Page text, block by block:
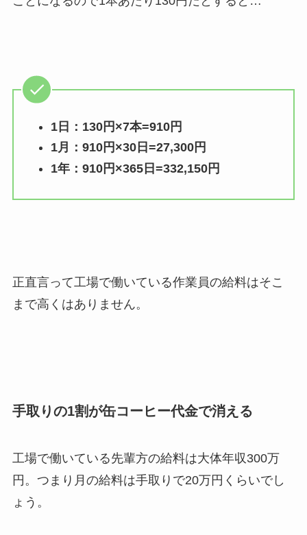
1日：130円×7本=910円
1月：910円×30日=27,300円
1年：910円×365日=332,150円
正直言って工場で働いている作業員の給料はそこ
まで高くはありません。
手取りの1割が缶コーヒー代金で消える
工場で働いている先輩方の給料は大体年収300万
円。つまり月の給料は手取りで20万円くらいでし
ょう。